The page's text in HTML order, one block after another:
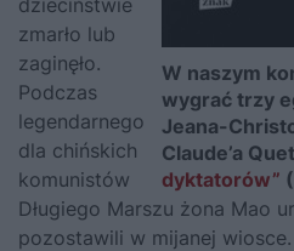
W naszym
wygrać trzy
Jeana-
Claude’a
dyktatorów”
dzieciństwie
zmarło lub
zaginęło.
Podczas
legendarnego
dla chińskich
komunistów
Długiego Marszu żona Mao
pozostawili w mijanej